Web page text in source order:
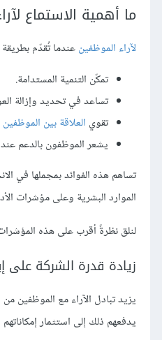
ما أهمية الاستماع
لآراء الموظفينعندما تُقدّم بطريقة
تمكّن التنمية المستدامة.
تساعد في تحديد وإزالة
تقوي العلاقة بين
يشعر الموظفون بالدعم عند
تساهم هذه الفوائد بمجملها في
الموارد البشرية وعلى مؤشرات
لنلق نظرةً أقرب على هذه
زيادة قدرة الشركة على
يزيد تبادل الآراء مع الموظفين
يدفعهم ذلك إلى استثمار